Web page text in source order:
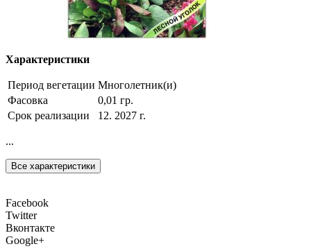
Характеристики
Период вегетации Многолетник(и)
Фасовка
0,01 гр.
Срок реализации
12. 2027 г.
...
Все характеристики
Facebook
Twitter
Вконтакте
Google+